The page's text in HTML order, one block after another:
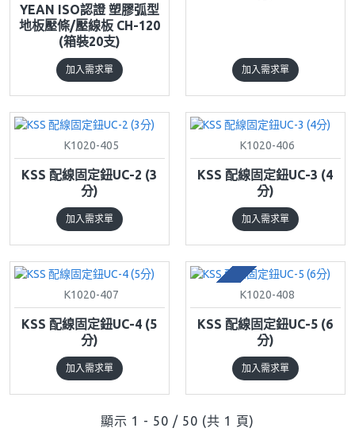
YEAN ISO認證 塑膠弧型
地板壓條/壓線板 CH-120
(箱裝20支)
加入需求單 加入需求單
K1020-405
KSS 配線固定鈕UC-2 (3
分)
加入需求單
K1020-406
KSS 配線固定鈕UC-3 (4
分)
加入需求單
K1020-407
KSS 配線固定鈕UC-4 (5
分)
加入需求單
K1020-408
KSS 配線固定鈕UC-5 (6
分)
加入需求單
顯示 1 - 50 / 50 (共 1 頁)